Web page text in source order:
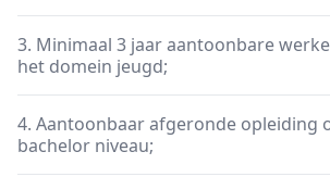
3. Minimaal 3 jaar aantoonbare
het domein jeugd;
4. Aantoonbaar afgeronde opleiding
bachelor niveau;